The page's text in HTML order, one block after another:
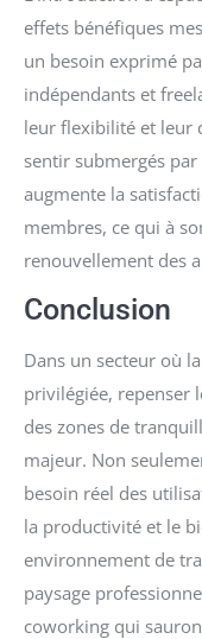
effets bénéfiques
un besoin exprimé
indépendants et
leur flexibilité et leur
sentir submergés
augmente la
membres, ce qui à
renouvellement des
Conclusion
Dans un secteur où
privilégiée, repenser
des zones de
majeur. Non
besoin réel des
la productivité et le
environnement de
paysage
coworking qui